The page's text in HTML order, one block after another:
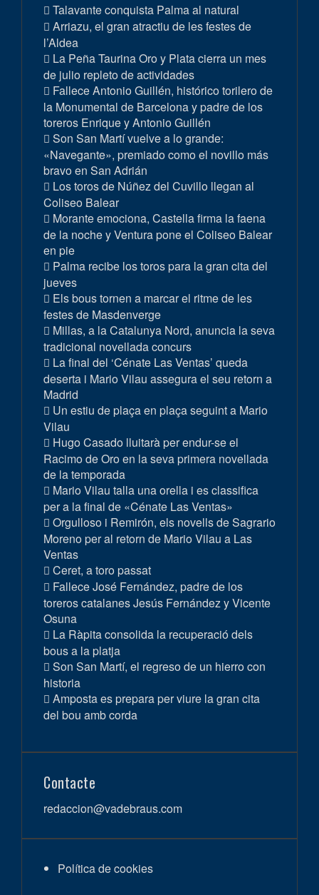
Talavante conquista Palma al natural
Arriazu, el gran atractiu de les festes de
l’Aldea
La Peña Taurina Oro y Plata cierra un mes
de julio repleto de actividades
Fallece Antonio Guillén, histórico torilero de
la Monumental de Barcelona y padre de los
toreros Enrique y Antonio Guillén
Son San Martí vuelve a lo grande:
«Navegante», premiado como el novillo más
bravo en San Adrián
Los toros de Núñez del Cuvillo llegan al
Coliseo Balear
Morante emociona, Castella firma la faena
de la noche y Ventura pone el Coliseo Balear
en pie
Palma recibe los toros para la gran cita del
jueves
Els bous tornen a marcar el ritme de les
festes de Masdenverge
Millas, a la Catalunya Nord, anuncia la seva
tradicional novellada concurs
La final del ‘Cénate Las Ventas’ queda
deserta i Mario Vilau assegura el seu retorn a
Madrid
Un estiu de plaça en plaça seguint a Mario
Vilau
Hugo Casado lluitarà per endur-se el
Racimo de Oro en la seva primera novellada
de la temporada
Mario Vilau talla una orella i es classifica
per a la final de «Cénate Las Ventas»
Orgulloso i Remirón, els novells de Sagrario
Moreno per al retorn de Mario Vilau a Las
Ventas
Ceret, a toro passat
Fallece José Fernández, padre de los
toreros catalanes Jesús Fernández y Vicente
Osuna
La Ràpita consolida la recuperació dels
bous a la platja
Son San Martí, el regreso de un hierro con
historia
Amposta es prepara per viure la gran cita
del bou amb corda
Contacte
redaccion@vadebraus.com
Política de cookies